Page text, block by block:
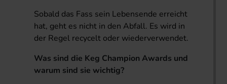
Sobald das Fass sein Lebensende erreicht
hat, geht es nicht in den Abfall. Es wird in
der Regel recycelt oder wiederverwendet.
Was sind die Keg Champion Awards und
warum sind sie wichtig?